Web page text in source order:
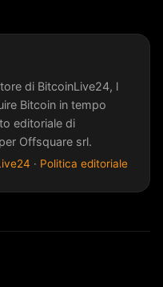
di BitcoinLive24, l
Bitcoin in tempo
editoriale di
Offsquare srl.
· Politica editoriale